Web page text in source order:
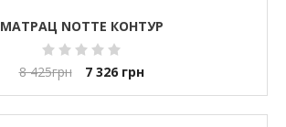
МАТРАЦ NOTTE КОНТУР
8 425грн 7 326 грн